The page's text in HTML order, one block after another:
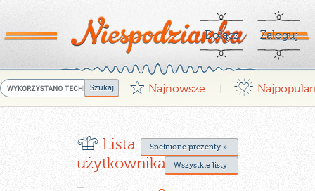
Dołącz Zaloguj
G Najnowsze ¤
r Lista życzeń
użytkownika Nika16
Spełnione prezenty »
Wszystkie listy